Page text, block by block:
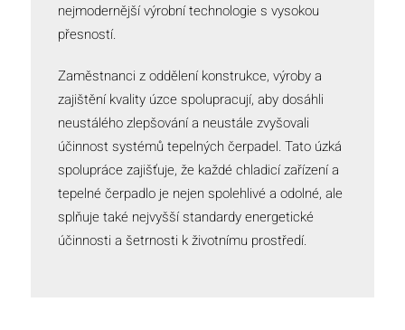
nejmodernější výrobní technologie s vysokou
přesností.
Zaměstnanci z oddělení konstrukce, výroby a
zajištění kvality úzce spolupracují, aby dosáhli
neustálého zlepšování a neustále zvyšovali
účinnost systémů tepelných čerpadel. Tato úzká
spolupráce zajišťuje, že každé chladicí zařízení a
tepelné čerpadlo je nejen spolehlivé a odolné, ale
splňuje také nejvyšší standardy energetické
účinnosti a šetrnosti k životnímu prostředí.